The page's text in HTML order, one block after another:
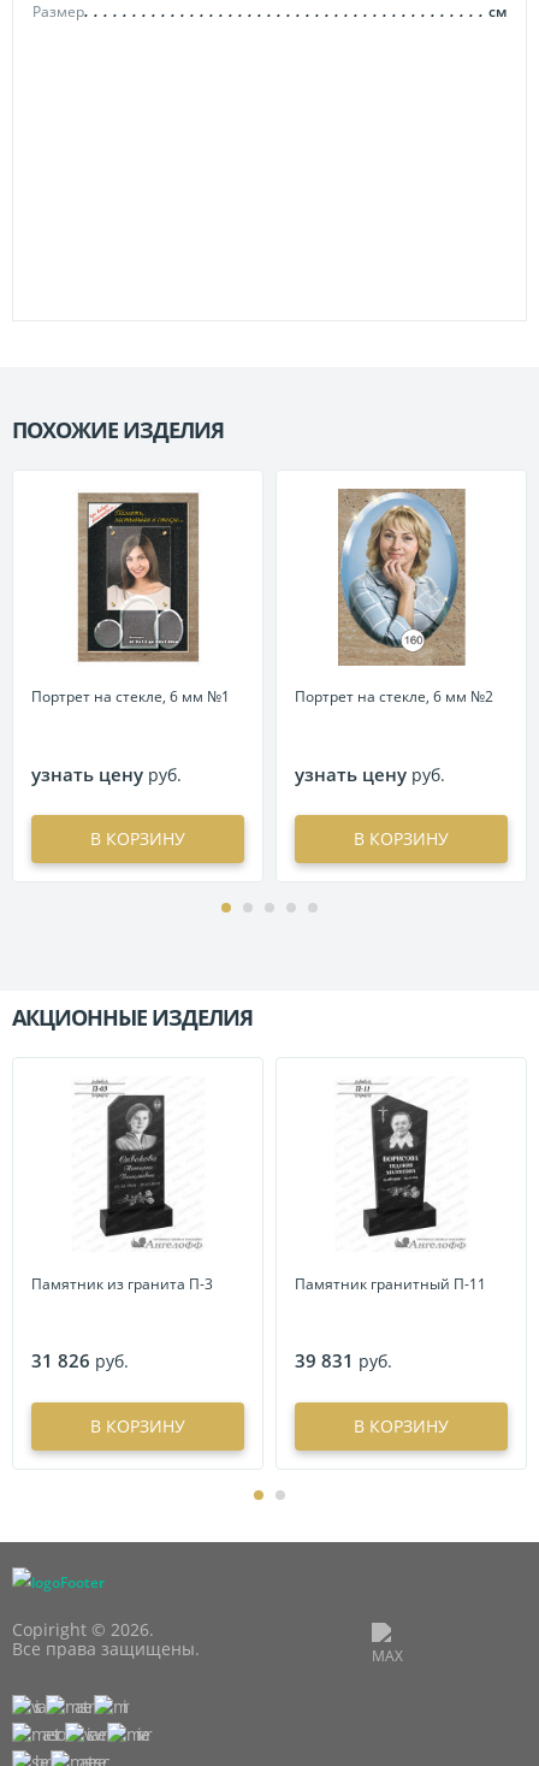
Размер см
ПОХОЖИЕ ИЗДЕЛИЯ
Портрет на стекле, 6 мм №1
узнать цену руб.
В КОРЗИНУ
Портрет на стекле, 6 мм №2
узнать цену руб.
В КОРЗИНУ
АКЦИОННЫЕ ИЗДЕЛИЯ
Памятник из гранита П-3
31 826 руб.
В КОРЗИНУ
Памятник гранитный П-11
39 831 руб.
В КОРЗИНУ
Copiright © 2026.
Все права защищены.